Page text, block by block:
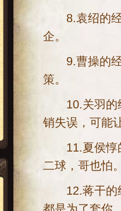
8.袁绍的经
企。
9.曹操的经
策。
10.关羽的经
销失误，可能
11.夏侯惇的
二球，哥也怕
12.蒋干的经